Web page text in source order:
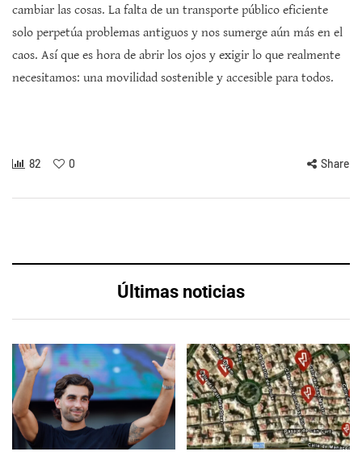
cambiar las cosas. La falta de un transporte público eficiente
solo perpetúa problemas antiguos y nos sumerge aún más en el
caos. Así que es hora de abrir los ojos y exigir lo que realmente
necesitamos: una movilidad sostenible y accesible para todos.
82 0 Share
Últimas noticias